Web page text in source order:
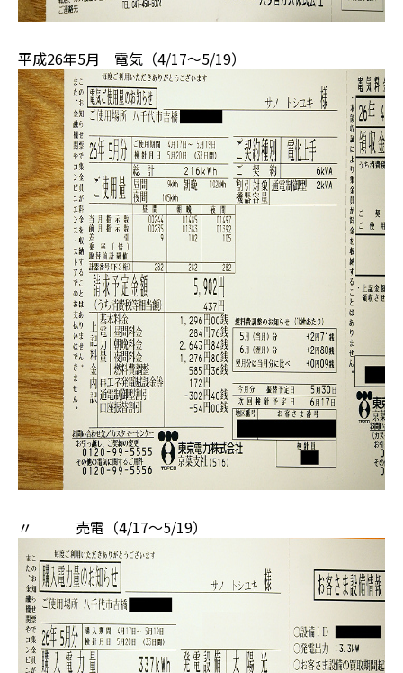
平成26年5月 電気（4/17～5/19）
〃 売電（4/17～5/19）